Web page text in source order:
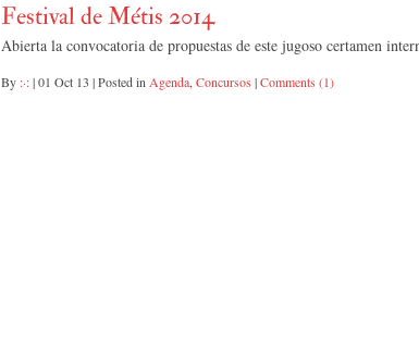
Festival de Métis 2014
Abierta la convocatoria de propuestas de este jugoso certamen
By :·:|01 Oct 13 |Posted in Agenda Concursos |Comments (1)